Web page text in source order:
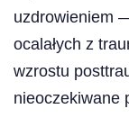
uzdrowieniem
ocalałych z
wzrostu
nieoczekiwane